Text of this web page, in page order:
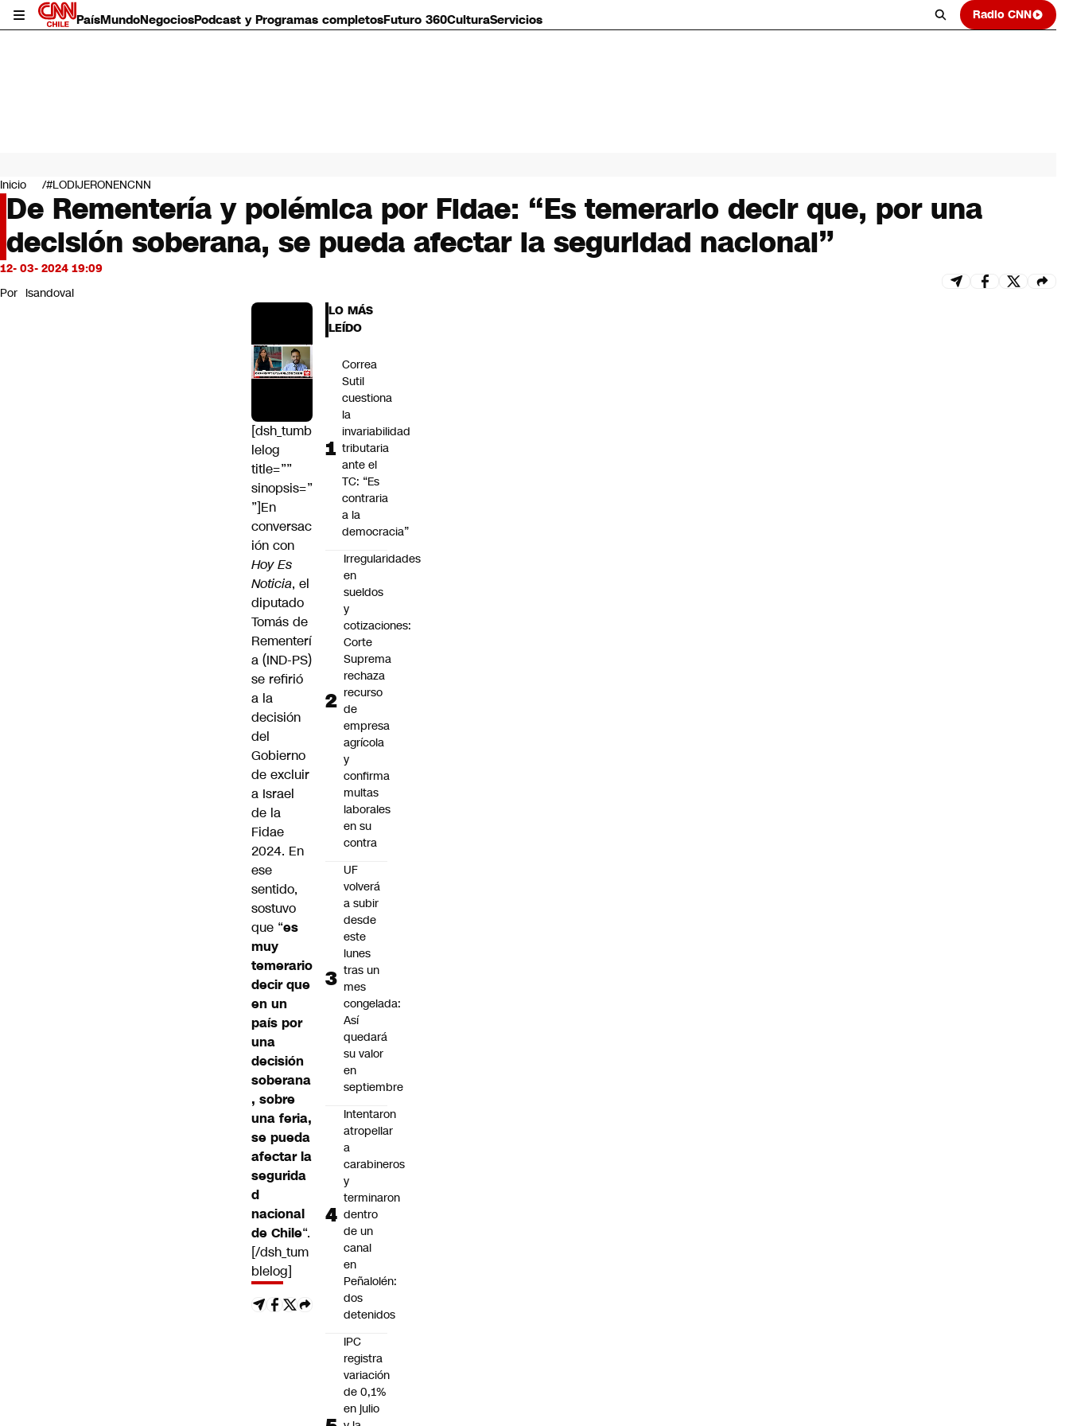
PaísMundoNegociosPodcast y Programas completosFuturo 360CulturaServicios Radio CNN
Mundo
Negocios
Deportes
Programas completos
Cultura
Servicios
Bits
CNN Data
Inicio #LODIJERONENCNN
De Rementería y polémica por Fidae: “Es temerario decir que, por una
decisión soberana, se pueda afectar la seguridad nacional”
12- 03- 2024 19:09
Por lsandoval
[dsh_tumb
lelog
title=””
sinopsis=”
”]En
conversac
ión con
Hoy Es
Noticia, el
diputado
Tomás de
Rementerí
a (IND-PS)
se refirió
a la
decisión
del
Gobierno
de excluir
a Israel
de la
Fidae
2024. En
ese
sentido,
sostuvo
que “es
muy
temerario
decir que
en un
país por
una
decisión
soberana
, sobre
una feria,
se pueda
afectar la
segurida
d
nacional
de Chile“.
[/dsh_tum
blelog]
LO MÁS
LEÍDO
Correa
Sutil
cuestiona
la
invariabilidad
tributaria
ante el
TC: “Es
contraria
a la
democracia”
Irregularidades
en
sueldos
y
cotizaciones:
Corte
Suprema
rechaza
recurso
de
empresa
agrícola
y
confirma
multas
laborales
en su
contra
UF
volverá
a subir
desde
este
lunes
tras un
mes
congelada:
Así
quedará
su valor
en
septiembre
Intentaron
atropellar
a
carabineros
y
terminaron
dentro
de un
canal
en
Peñalolén:
dos
detenidos
IPC
registra
variación
de 0,1%
en julio